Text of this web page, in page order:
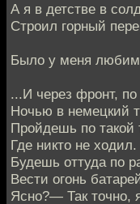
А я в детстве в
Строил горный
Было у меня
...И через фронт,
Ночью в немецкий
Пройдешь по такой
Где никто не ходил.
Будешь оттуда по
Вести огонь
Ясно?— Так точно,